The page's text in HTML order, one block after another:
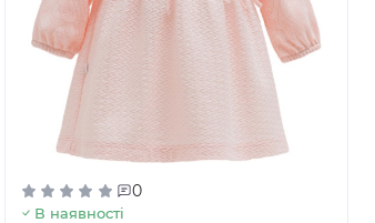
0
В наявності